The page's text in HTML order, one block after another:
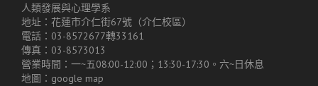
人類發展與心理學系
地址：花蓮市介仁街67號（介仁校區）
電話：03-8572677轉33161
傳真：03-8573013
營業時間：一~五08:00-12:00；13:30-17:30。六~日休息
地圖： google map